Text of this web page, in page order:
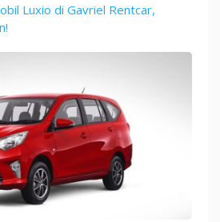
Luxio di Gavriel Rentcar,